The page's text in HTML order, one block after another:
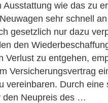
wie das zu
sehr schnell
gesetzlich nur dazu
den
Verlust zu entgehen,
Versicherungsvertrag
vereinbaren. Durch eine
den Neupreis des …